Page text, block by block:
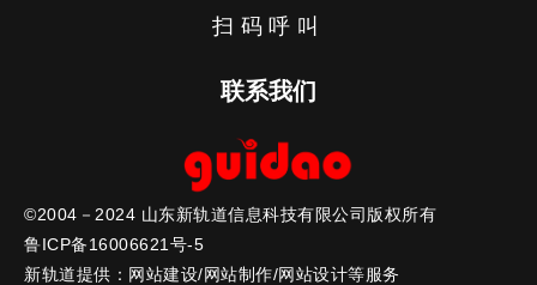
扫码呼叫
联系我们
传真：0536-5170133
网址：www.xinguidao.cn
地址：潍坊高新区健康东街10179号
©2004－2024 山东新轨道信息科技有限公司版权所有
鲁ICP备16006621号-5
新轨道提供：网站建设/网站制作/网站设计等服务